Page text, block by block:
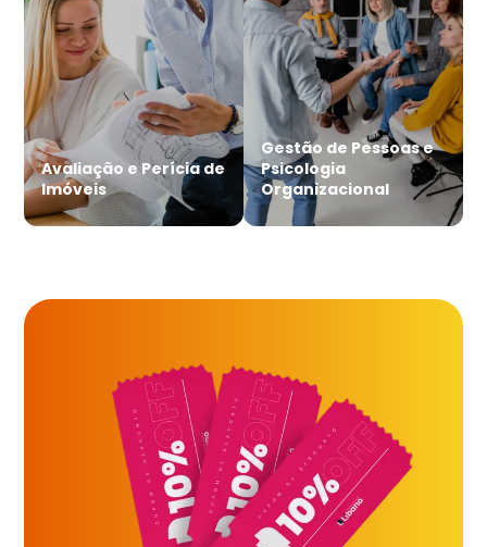
Avaliação e Perícia de
Imóveis
Gestão de Pessoas e
Psicologia
Organizacional